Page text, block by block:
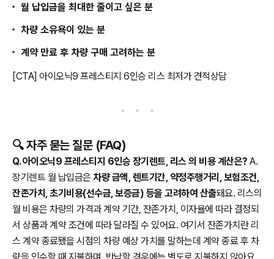
월 납입금을 최대한 줄이고 싶은 분
차량 소유욕이 있는 분
계약 만료 후 차량 구매 고려하는 분
[CTA] 아이오닉9 프레스티지 6인승 리스 최저가 견적상담
🔍 자주 묻는 질문 (FAQ)
Q. 아이오닉9 프레스티지 6인승 장기렌트, 리스 의 비용 계산은? A.
장기렌트 월 납입금은 차량 금액, 렌트기간, 약정주행거리, 보험조건,
잔존가치, 초기비용(선수금, 보증금) 등을 고려하여 산출돼요. 리스의
월 비용은 차량의 가격과 계약 기간, 잔존가치, 이자율에 따라 결정되
서 상품과 계약 조건에 따라 달라질 수 있어요. 여기서 잔존가치란 리
스 계약 종료됐을 시점의 차량 예상 가치를 말하는데 계약 종료 후 차